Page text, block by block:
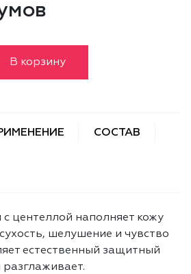
В корзину
СОСТАВ
с центеллой наполняет кожу
шелушение и чувство
естественный защитный
разглаживает.